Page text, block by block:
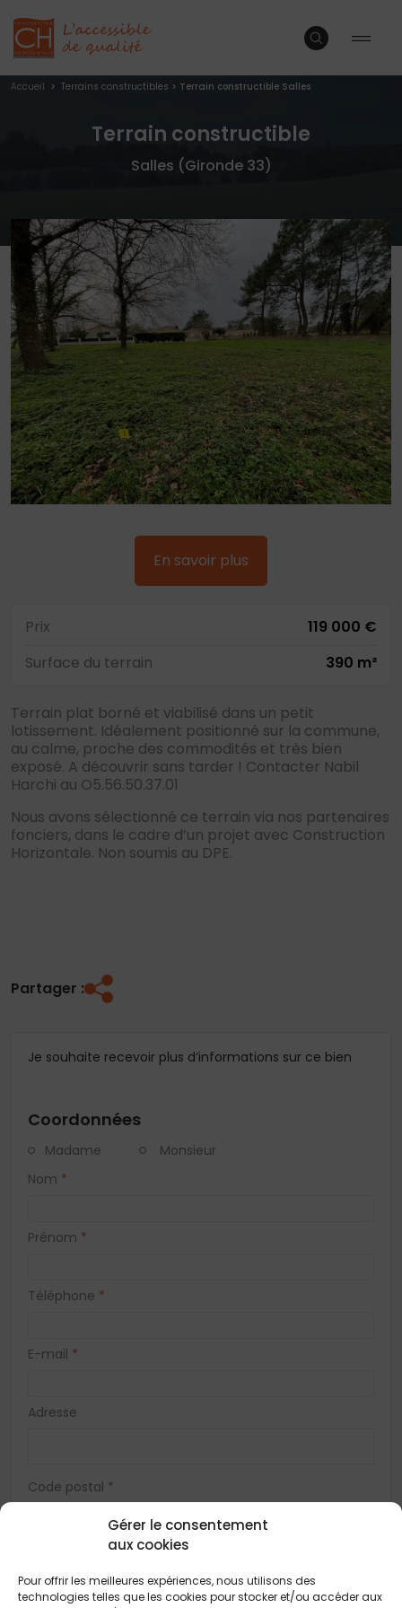
Gérer le consentement
aux cookies
Pour offrir les meilleures expériences, nous utilisons des
technologies telles que les cookies pour stocker et/ou accéder aux
Accueil > Terrains constructibles > Terrain constructible Salles
Terrain constructible
Salles (Gironde 33)
En savoir plus
Prix
119 000 €
Surface du terrain
390 m²
Terrain plat borné et viabilisé dans un petit
lotissement. Idéalement positionné sur la commune,
au calme, proche des commodités et très bien
exposé. A découvrir sans tarder ! Contacter Nabil
Harchi au O5.56.50.37.01
Nous avons sélectionné ce terrain via nos partenaires
fonciers, dans le cadre d’un projet avec Construction
Horizontale. Non soumis au DPE.
Partager :
Je souhaite recevoir plus d’informations sur ce bien
Coordonnées
Madame
Monsieur
Nom *
Prénom *
Téléphone *
E-mail *
Adresse
Code postal *